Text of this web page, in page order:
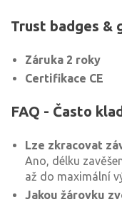
Trust badges &
Záruka 2 roky
Certifikace CE
FAQ - Často
Lze zkracovat
Ano, délku
až do maximální
Jakou žárovku